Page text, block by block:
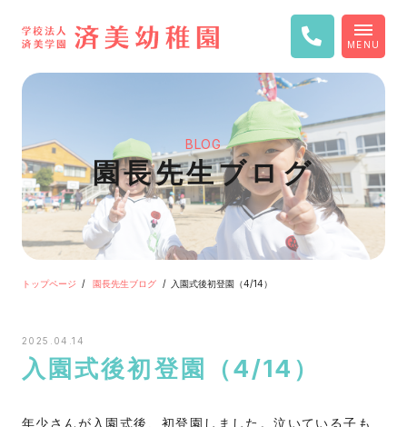
MENU
BLOG
園長先生ブログ
トップページ 園長先生ブログ 入園式後初登園（4/14）
2025.04.14
入園式後初登園（4/14）
年少さんが入園式後、初登園しました。泣いている子も